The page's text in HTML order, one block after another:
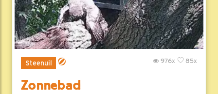
Steenuil 85x
976x
Zonnebad